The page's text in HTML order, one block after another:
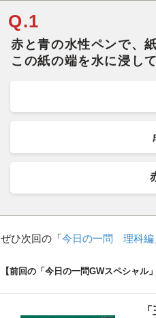
Q.1
赤と青の水性ペンで、
この紙の端を水に浸し
ぜひ次回の「今日の一問 理科編
【前回の「今日の一問GWスペシャル